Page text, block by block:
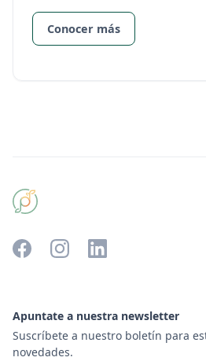
Conocer más
Apuntate a nuestra newsletter
Suscríbete a nuestro boletín para
novedades.